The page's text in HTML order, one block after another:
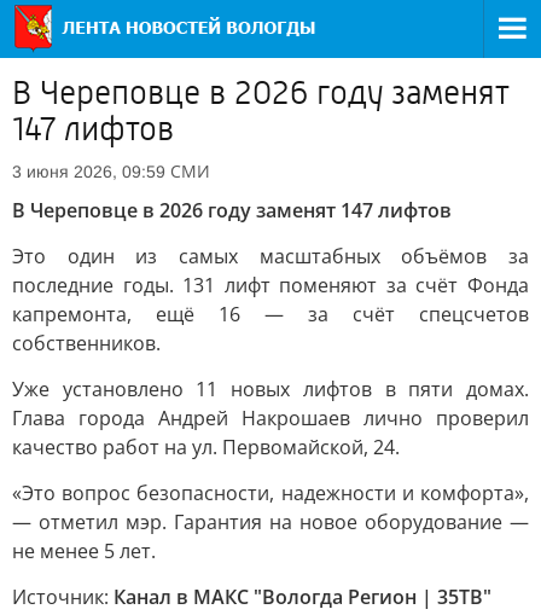
В Череповце в 2026 году заменят
147 лифтов
3 июня 2026, 09:59 СМИ
В Череповце в 2026 году заменят 147 лифтов
Это один из самых масштабных объёмов за
последние годы. 131 лифт поменяют за счёт Фонда
капремонта, ещё 16 — за счёт спецсчетов
собственников.
Уже установлено 11 новых лифтов в пяти домах.
Глава города Андрей Накрошаев лично проверил
качество работ на ул. Первомайской, 24.
«Это вопрос безопасности, надежности и комфорта»,
— отметил мэр. Гарантия на новое оборудование —
не менее 5 лет.
Источник: Канал в МАКС "Вологда Регион | 35ТВ"